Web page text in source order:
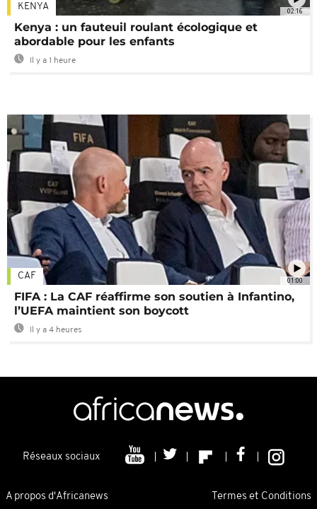
02:16
KENYA
Kenya : un fauteuil roulant écologique et
abordable pour les enfants
Il y a 1 heure
01:00
CAF
FIFA : La CAF réaffirme son soutien à Infantino,
l’UEFA maintient son boycott
Il y a 4 heures
Réseaux sociaux
A propos d'Africanews Termes et Conditions